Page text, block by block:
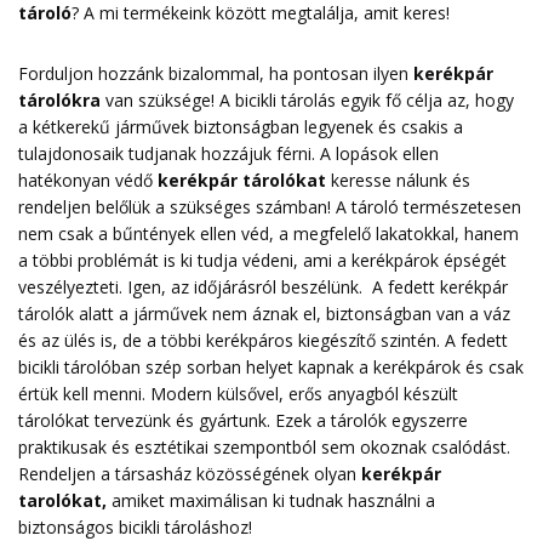
tároló? A mi termékeink között megtalálja, amit keres!
Forduljon hozzánk bizalommal, ha pontosan ilyen kerékpár
tárolókra van szüksége! A bicikli tárolás egyik fő célja az, hogy
a kétkerekű járművek biztonságban legyenek és csakis a
tulajdonosaik tudjanak hozzájuk férni. A lopások ellen
hatékonyan védő kerékpár tárolókat keresse nálunk és
rendeljen belőlük a szükséges számban! A tároló természetesen
nem csak a bűntények ellen véd, a megfelelő lakatokkal, hanem
a többi problémát is ki tudja védeni, ami a kerékpárok épségét
veszélyezteti. Igen, az időjárásról beszélünk. A fedett kerékpár
tárolók alatt a járművek nem áznak el, biztonságban van a váz
és az ülés is, de a többi kerékpáros kiegészítő szintén. A fedett
bicikli tárolóban szép sorban helyet kapnak a kerékpárok és csak
értük kell menni. Modern külsővel, erős anyagból készült
tárolókat tervezünk és gyártunk. Ezek a tárolók egyszerre
praktikusak és esztétikai szempontból sem okoznak csalódást.
Rendeljen a társasház közösségének olyan kerékpár
tarolókat, amiket maximálisan ki tudnak használni a
biztonságos bicikli tároláshoz!